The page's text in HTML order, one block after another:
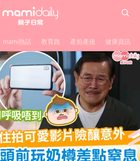
mami熱話 教育路 產前產後 健康資訊